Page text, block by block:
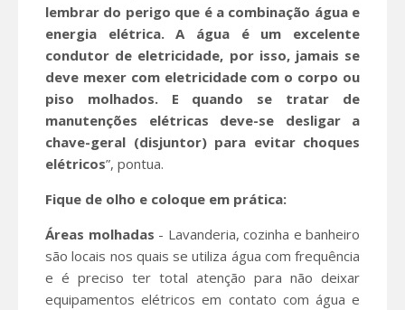
lembrar do perigo que é a combinação água e
energia elétrica. A água é um excelente
condutor de eletricidade, por isso, jamais se
deve mexer com eletricidade com o corpo ou
piso molhados. E quando se tratar de
manutenções elétricas deve-se desligar a
chave-geral (disjuntor) para evitar choques
elétricos”, pontua.
Fique de olho e coloque em prática:
Áreas molhadas - Lavanderia, cozinha e banheiro
são locais nos quais se utiliza água com frequência
e é preciso ter total atenção para não deixar
equipamentos elétricos em contato com água e